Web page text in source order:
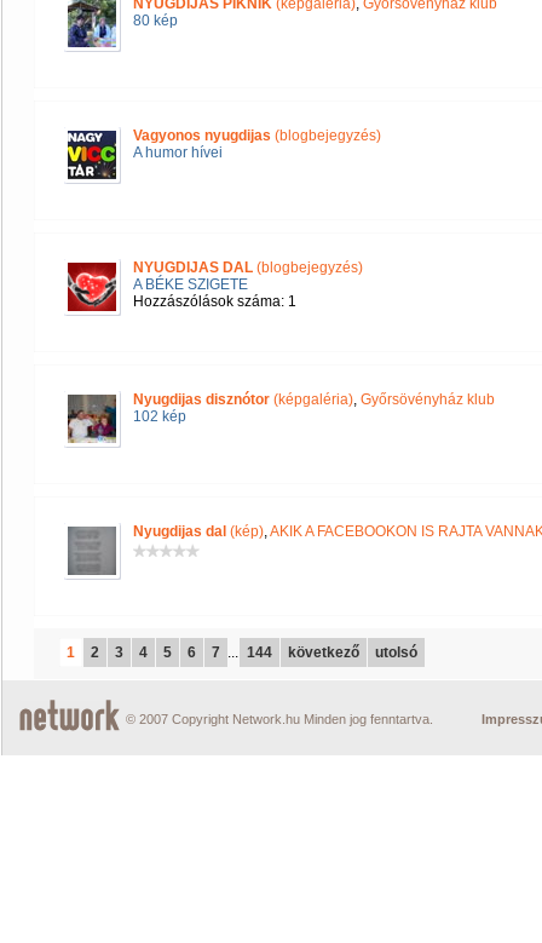
NYUGDIJAS PIKNIK (képgaléria), Győrsövényház klub
80 kép
Vagyonos nyugdijas (blogbejegyzés)
A humor hívei
NYUGDIJAS DAL (blogbejegyzés)
A BÉKE SZIGETE
Hozzászólások száma: 1
Nyugdijas disznótor (képgaléria), Győrsövényház klub
102 kép
Nyugdijas dal (kép),AKIK A FACEBOOKON IS RAJTA
1 2 3 4 5 6 7 ... 144 következő utolsó
© 2007 Copyright Network.hu Minden jog fenntartva.